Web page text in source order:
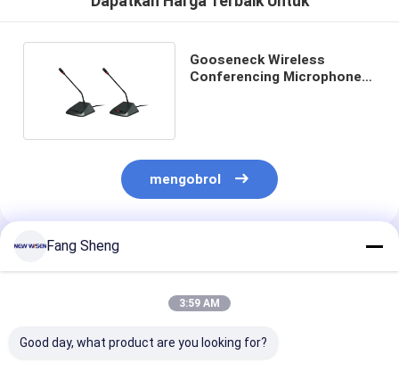
Gooseneck Wireless
Conferencing Microphone
mengobrol
Rekomendasi Produk
Fang Sheng
3:59 AM
Good day, what product are you looking for?